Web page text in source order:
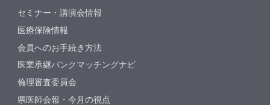
セミナー・講演会情報
医療保険情報
会員へのお手続き方法
医業承継バンクマッチングナビ
倫理審査委員会
県医師会報・今月の視点